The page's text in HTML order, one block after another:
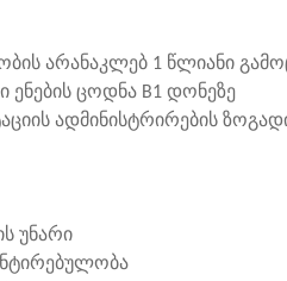
არანაკლებ 1 წლიანი
ცოდნა B1 დონეზე
ადმინისტრირების
უნარი